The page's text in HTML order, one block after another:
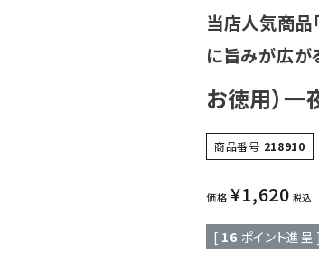
当店人気商品
に旨みが広
お徳用）
商品番号 218910
価格 ¥1,620 税込
[ 16 ポイント進呈 ]